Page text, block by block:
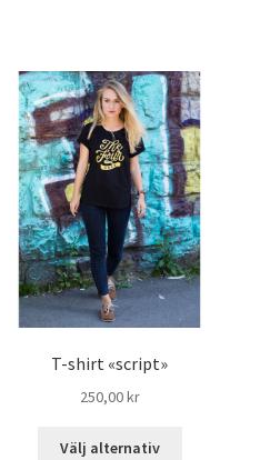
T-shirt «script»
250,00kr
Välj alternativ